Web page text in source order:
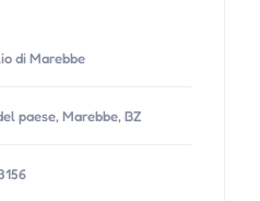
di Marebbe
paese, Marebbe, BZ